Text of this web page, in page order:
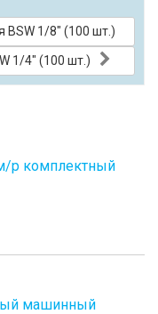
BSW 1/8" (100 шт.)
1/4" (100 шт.)
р комплектный
машинный